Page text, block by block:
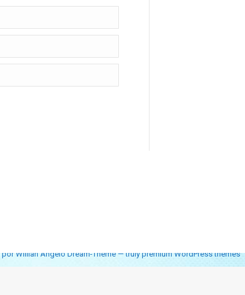
Willian Ângelo Dream-Theme — trulypremium WordPress themes